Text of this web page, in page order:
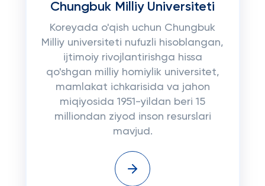
Chungbuk Milliy Universiteti
Koreyada o'qish uchun Chungbuk
Milliy universiteti nufuzli hisoblangan,
ijtimoiy rivojlantirishga hissa
qo'shgan milliy homiylik universitet,
mamlakat ichkarisida va jahon
miqiyosida 1951-yildan beri 15
milliondan ziyod inson resurslari
mavjud.